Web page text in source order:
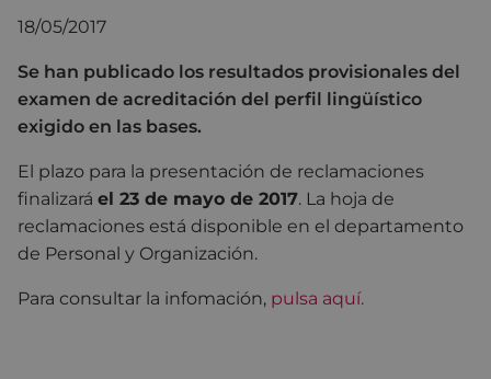
18/05/2017
Se han publicado los resultados provisionales del
examen de acreditación del perfil lingüístico
exigido en las bases.
El plazo para la presentación de reclamaciones
finalizará el 23 de mayo de 2017. La hoja de
reclamaciones está disponible en el departamento
de Personal y Organización.
Para consultar la infomación, pulsa aquí.